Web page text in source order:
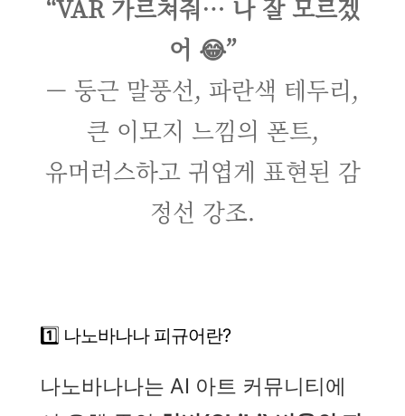
“VAR 가르쳐줘… 나 잘 모르겠
어 😂”
— 둥근 말풍선, 파란색 테두리,
큰 이모지 느낌의 폰트,
유머러스하고 귀엽게 표현된 감
정선 강조.
1️⃣ 나노바나나 피규어란?
나노바나나는 AI 아트 커뮤니티에